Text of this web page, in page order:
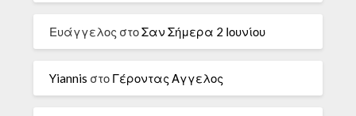
Ευάγγελος στοΣαν Σήμερα 2 Ιουνίου
Yiannis στο Γέροντας Αγγελος